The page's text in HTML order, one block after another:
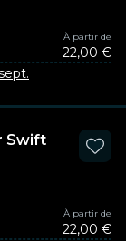
À partir de
22,00 €
Swift
À partir de
22,00 €